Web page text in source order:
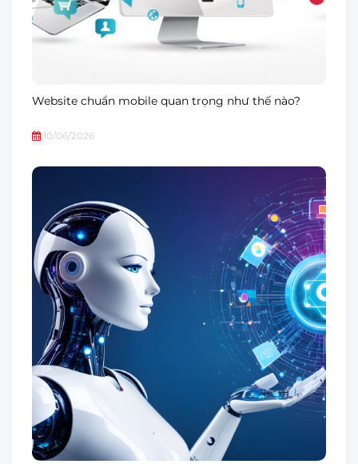
Website chuẩn mobile quan trọng như thế nào?
10/06/2026